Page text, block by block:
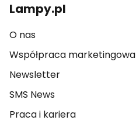
Lampy.pl
O nas
Współpraca marketingowa
Newsletter
SMS News
Praca i kariera